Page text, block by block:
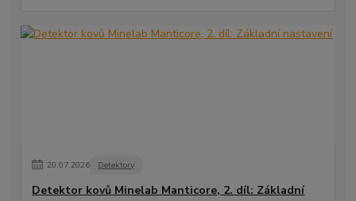
20.07.2026 Detektory
Detektor kovů Minelab Manticore, 2. díl: Základní